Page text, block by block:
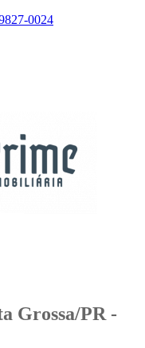
0024
Grossa/PR -